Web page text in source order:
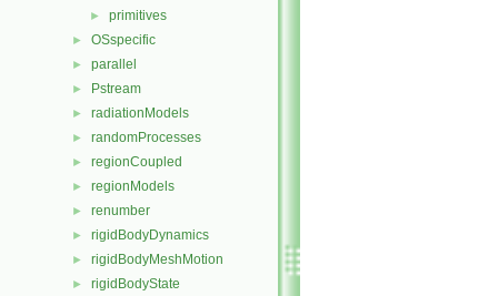
► primitives
► OSspecific
► parallel
► Pstream
► radiationModels
► randomProcesses
► regionCoupled
► regionModels
► renumber
► rigidBodyDynamics
► rigidBodyMeshMotion
► rigidBodyState